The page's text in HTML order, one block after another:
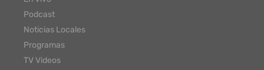
Podcast
Noticias Locales
Programas
TV Videos